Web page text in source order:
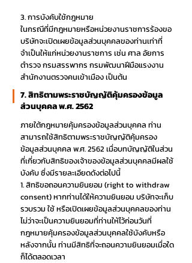
3. การบังคับใช้กฎหมาย
ในกรณีที่มีกฎหมายหรือหน่วยงานราชการร้องขอ
บริษัทจะเปิดเผยข้อมูลส่วนบุคคลของท่านเท่าที่
จำเป็นให้แก่หน่วยงานราชการ เช่น ศาล อัยการ
ตำรวจ กรมสรรพากร กรมพัฒนาฝีมือแรงงาน
สำนักงานตรวจคนเข้าเมือง เป็นต้น
7. สิทธิตามพระราชบัญญัติคุ้มครองข้อมูล
ส่วนบุคคล พ.ศ. 2562
ภายใต้กฎหมายคุ้มครองข้อมูลส่วนบุคคล ท่าน
สามารถใช้สิทธิตามพระราชบัญญัติคุ้มครอง
ข้อมูลส่วนบุคคล พ.ศ. 2562 เมื่อบทบัญญัติในส่วน
ที่เกี่ยวกับสิทธิของเจ้าของข้อมูลส่วนบุคคลมีผลใช้
บังคับ ซึ่งมีรายละเอียดดังต่อไปนี้
1. สิทธิขอถอนความยินยอม (right to withdraw
consent) หากท่านได้ให้ความยินยอม บริษัทจะเก็บ
รวบรวม ใช้ หรือเปิดเผยข้อมูลส่วนบุคคลของท่าน
ไม่ว่าจะเป็นความยินยอมที่ท่านให้ไว้ก่อนวันที่
กฎหมายคุ้มครองข้อมูลส่วนบุคคลใช้บังคับหรือ
หลังจากนั้น ท่านมีสิทธิที่จะถอนความยินยอมเมื่อใด
ก็ได้ตลอดเวลา